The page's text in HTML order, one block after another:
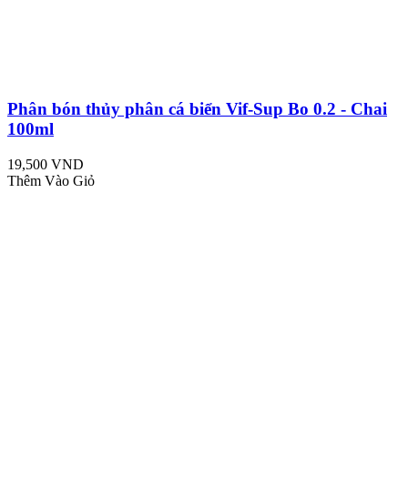
Phân bón thủy phân cá biển Vif-Sup Bo 0.2 - Chai
100ml
19,500 VND
Thêm Vào Giỏ